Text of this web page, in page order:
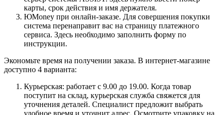
карты, срок действия и имя держателя.
ЮMoney при онлайн-заказе. Для совершения покупки
система перенаправит вас на страницу платежного
сервиса. Здесь необходимо заполнить форму по
инструкции.
Экономьте время на получении заказа. В интернет-магазине
доступно 4 варианта:
Курьерская: работает с 9.00 до 19.00. Когда товар
поступит на склад, курьерская служба свяжется для
уточнения деталей. Специалист предложит выбрать
удобное время и уточнит адрес. Осмотрите упаковку на